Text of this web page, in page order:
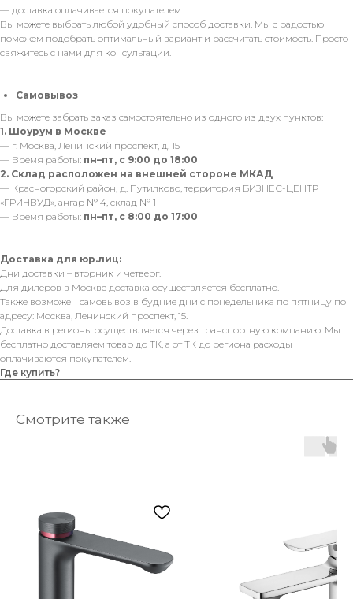
— доставка оплачивается покупателем.
Вы можете выбрать любой удобный способ доставки. Мы с радостью
поможем подобрать оптимальный вариант и рассчитать стоимость. Просто
свяжитесь с нами для консультации.
Самовывоз
Вы можете забрать заказ самостоятельно из одного из двух пунктов:
1. Шоурум в Москве
— г. Москва, Ленинский проспект, д. 15
— Время работы: пн–пт, с 9:00 до 18:00
2. Склад расположен на внешней стороне МКАД
— Красногорский район, д. Путилково, территория БИЗНЕС-ЦЕНТР
«ГРИНВУД», ангар № 4, склад № 1
— Время работы: пн–пт, с 8:00 до 17:00
Доставка для юр.лиц:
Дни доставки – вторник и четверг.
Для дилеров в Москве доставка осуществляется бесплатно.
Также возможен самовывоз в будние дни с понедельника по пятницу по
адресу: Москва, Ленинский проспект, 15.
Доставка в регионы осуществляется через транспортную компанию. Мы
бесплатно доставляем товар до ТК, а от ТК до региона расходы
оплачиваются покупателем.
Где купить?
Смотрите также